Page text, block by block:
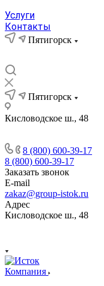
Услуги
Контакты
Пятигорск
Пятигорск
Кисловодское ш., 48
8 (800) 600-39-17
8 (800) 600-39-17
Заказать звонок
E-mail
zakaz@group-istok.ru
Адрес
Кисловодское ш., 48
Компания